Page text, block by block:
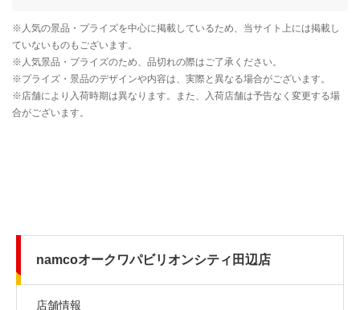
namcoオークワパビリオンシティ田辺店
店舗情報